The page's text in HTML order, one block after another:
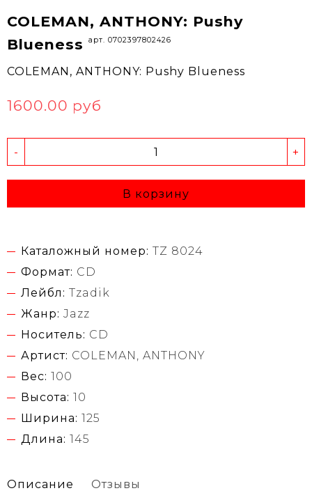
COLEMAN, ANTHONY: Pushy
Blueness
арт. 0702397802426
COLEMAN, ANTHONY: Pushy Blueness
1600.00 руб
- +
В корзину
Каталожный номер: TZ 8024
Формат: CD
Лейбл: Tzadik
Жанр: Jazz
Носитель: CD
Артист: COLEMAN, ANTHONY
Вес: 100
Высота: 10
Ширина: 125
Длина: 145
Описание Отзывы